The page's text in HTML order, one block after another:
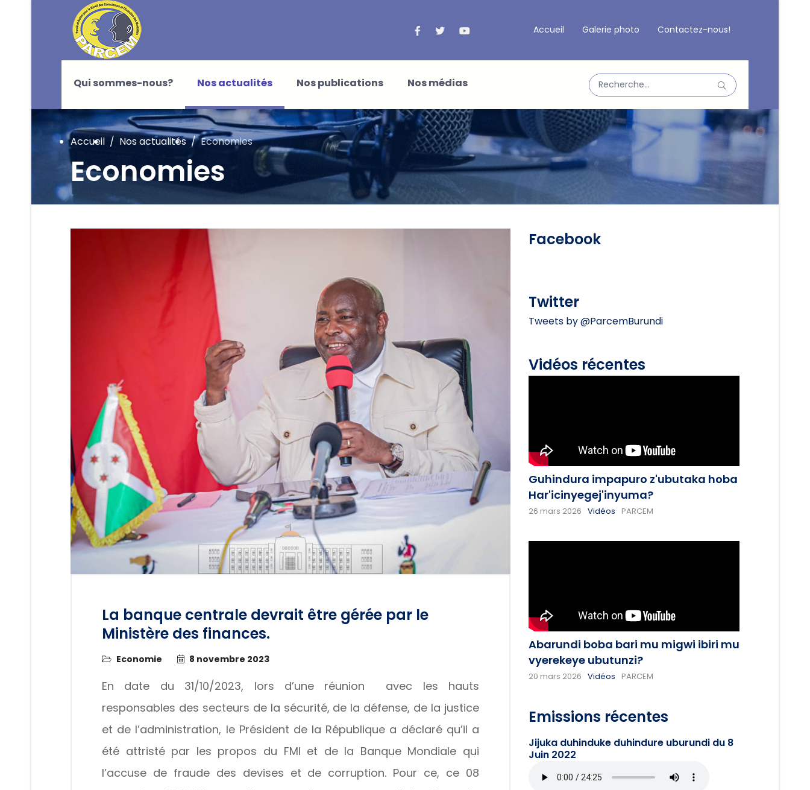
Accueil Galerie photo Contactez-nous!
Qui sommes-nous? Nos actualités Nos publications Nos médias
Valider
Economies
Accueil Nos actualités Economies
La banque centrale devrait être gérée par le
Ministère des finances.
Economie 8 novembre 2023
En date du 31/10/2023, lors d’une réunion avec les hauts
responsables des secteurs de la sécurité, de la défense, de la justice
et de l’administration, le Président de la République a déclaré qu’il a
été attristé par les propos du FMI et de la Banque Mondiale qui
l’accuse de fraude des devises et de corruption. Pour ce, ce 08
Facebook
Twitter
Tweets by @ParcemBurundi
Vidéos récentes
Guhindura impapuro z'ubutaka hoba
Har'icinyegej'inyuma?
26 mars 2026 Vidéos PARCEM
Abarundi boba bari mu migwi ibiri mu
vyerekeye ubutunzi?
20 mars 2026 Vidéos PARCEM
Emissions récentes
Jijuka duhinduke duhindure uburundi du 8
Juin 2022